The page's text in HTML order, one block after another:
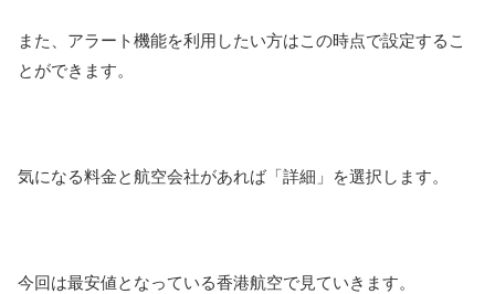
また、アラート機能を利用したい方はこの時点で設定するこ
とができます。
気になる料金と航空会社があれば「詳細」を選択します。
今回は最安値となっている香港航空で見ていきます。